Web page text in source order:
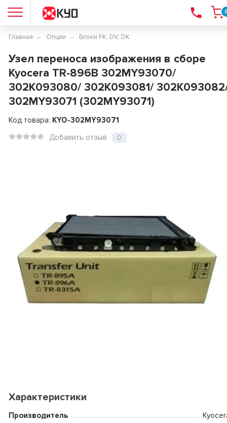
Главная Опции Блоки FK, DV, DK
Узел переноса изображения в сборе
Kyocera TR-896B 302MY93070/
302K093080/ 302K093081/
302MY93071 (302MY93071)
Код товара: KYO-302MY93071
Добавить отзыв
0
Характеристики
Производитель